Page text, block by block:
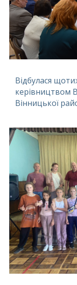
Відбулася
керівництвом
Вінницької